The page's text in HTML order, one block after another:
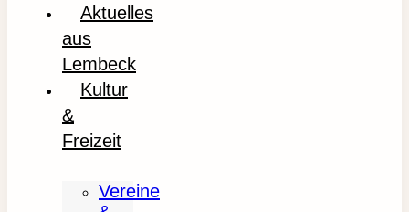
Aktuelles
aus
Lembeck
Kultur
&
Freizeit
Vereine